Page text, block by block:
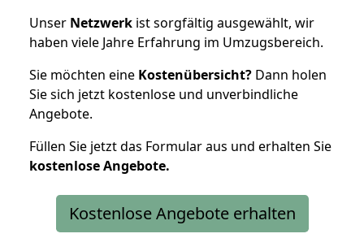
Unser Netzwerk ist sorgfältig ausgewählt, wir
haben viele Jahre Erfahrung im Umzugsbereich.
Sie möchten eine Kostenübersicht? Dann holen
Sie sich jetzt kostenlose und unverbindliche
Angebote.
Füllen Sie jetzt das Formular aus und erhalten Sie
kostenloseAngebote.
Kostenlose Angebote erhalten